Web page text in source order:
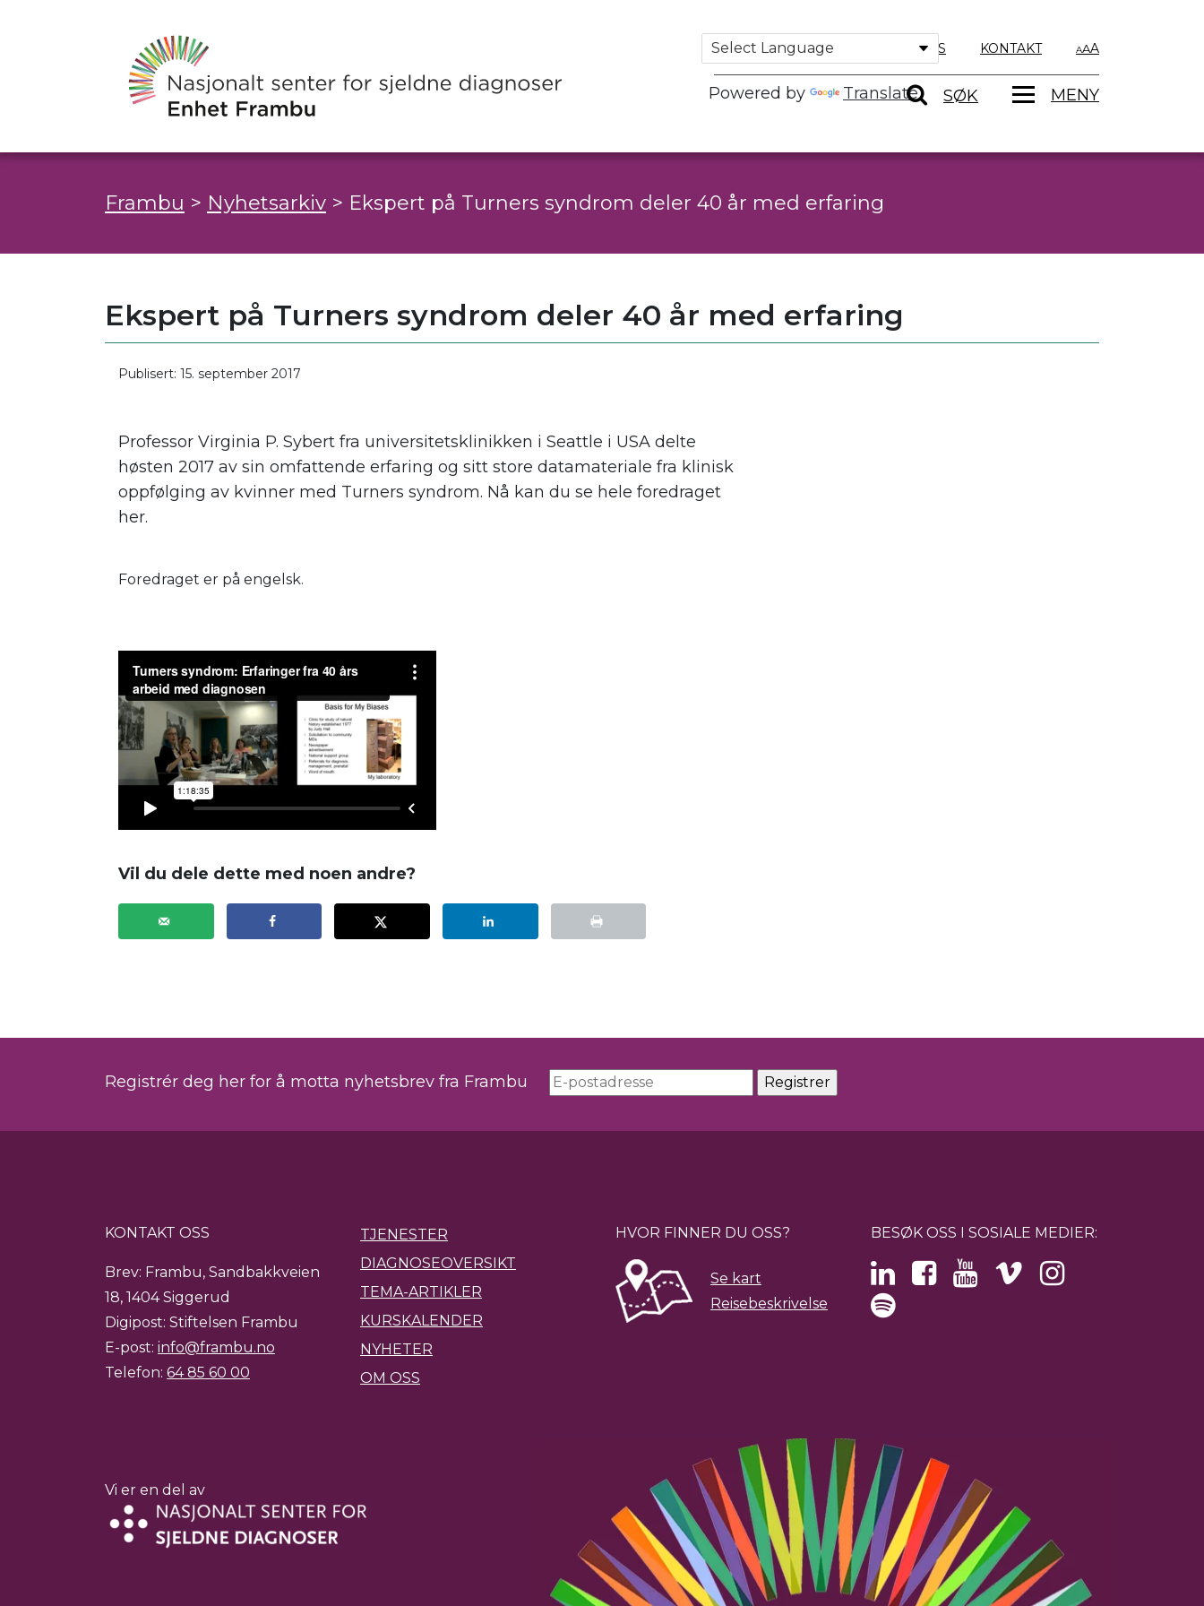
Powered by Translate
OM OSS KONTAKT A
SØK MENY
Frambu > Nyhetsarkiv > Ekspert på Turners syndrom deler 40 år med erfaring
Ekspert på Turners syndrom deler 40 år med erfaring
Publisert: 15. september 2017
Professor Virginia P. Sybert fra universitetsklinikken i Seattle i USA delte
høsten 2017 av sin omfattende erfaring og sitt store datamateriale fra klinisk
oppfølging av kvinner med Turners syndrom. Nå kan du se hele foredraget
her.
Foredraget er på engelsk.
Vil du dele dette med noen andre?
Registrér deg her for å motta nyhetsbrev fra Frambu
KONTAKT OSS
Brev: Frambu, Sandbakkveien
18, 1404 Siggerud
Digipost: Stiftelsen Frambu
E-post: info@frambu.no
Telefon: 64 85 60 00
TJENESTER
DIAGNOSEOVERSIKT
TEMA-ARTIKLER
KURSKALENDER
NYHETER
OM OSS
HVOR FINNER DU OSS?
Se kart
Reisebeskrivelse
BESØK OSS I SOSIALE MEDIER:
Vi er en del av